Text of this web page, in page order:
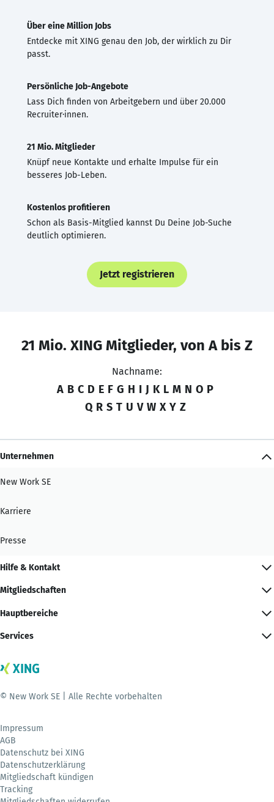
Über eine Million Jobs
Entdecke mit XING genau den Job, der wirklich zu Dir
passt.
Persönliche Job-Angebote
Lass Dich finden von Arbeitgebern und über 20.000
Recruiter·innen.
21 Mio. Mitglieder
Knüpf neue Kontakte und erhalte Impulse für ein
besseres Job-Leben.
Kostenlos profitieren
Schon als Basis-Mitglied kannst Du Deine Job-Suche
deutlich optimieren.
Jetzt registrieren
21 Mio. XING Mitglieder, von A bis Z
Nachname:
A B C D E F G H I J K L M N O P
Q R S T U V W X Y Z
Unternehmen
New Work SE
Karriere
Presse
Hilfe & Kontakt
Mitgliedschaften
Hauptbereiche
Services
© New Work SE | Alle Rechte vorbehalten
Impressum
AGB
Datenschutz bei XING
Datenschutzerklärung
Mitgliedschaft kündigen
Tracking